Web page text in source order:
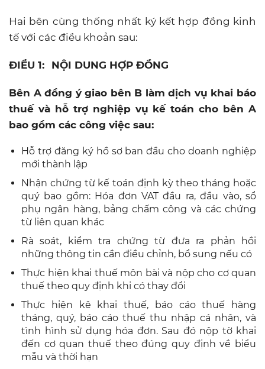
Hai bên cùng thống nhất ký kết hợp đồng kinh
tế với các điều khoản sau:
ĐIỀU 1: NỘI DUNG HỢP ĐỒNG
Bên A đồng ý giao bên B làm dịch vụ khai báo
thuế và hỗ trợ nghiệp vụ kế toán cho bên A
bao gồm các công việc sau:
Hỗ trợ đăng ký hồ sơ ban đầu cho doanh nghiệp
mới thành lập
Nhận chứng từ kế toán định kỳ theo tháng hoặc
quý bao gồm: Hóa đơn VAT đầu ra, đầu vào, sổ
phụ ngân hàng, bảng chấm công và các chứng
từ liên quan khác
Rà soát, kiểm tra chứng từ đưa ra phản hồi
những thông tin cần điều chỉnh, bổ sung nếu có
Thực hiện khai thuế môn bài và nộp cho cơ quan
thuế theo quy định khi có thay đổi
Thực hiện kê khai thuế, báo cáo thuế hàng
tháng, quý, báo cáo thuế thu nhập cá nhân, và
tình hình sử dụng hóa đơn. Sau đó nộp tờ khai
đến cơ quan thuế theo đúng quy định về biểu
mẫu và thời hạn